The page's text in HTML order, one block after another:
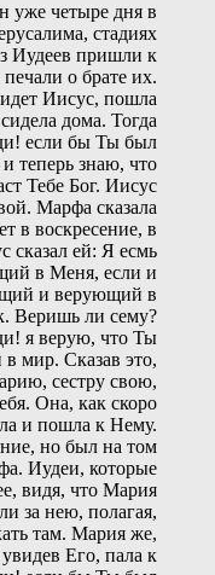
уже четыре дня в
стадиях
Иудеев пришли к
о брате их.
Иисус, пошла
дома. Тогда
если бы Ты был
теперь знаю, что
Тебе Бог. Иисус
Марфа сказала
в воскресение, в
сказал ей: Я есмь
в Меня, если и
и верующий в
Веришь ли сему?
я верую, что Ты
мир. Сказав это,
сестру свою,
Она, как скоро
и пошла к Нему.
но был на том
Иудеи, которые
видя, что Мария
за нею, полагая,
там. Мария же,
Его, пала к